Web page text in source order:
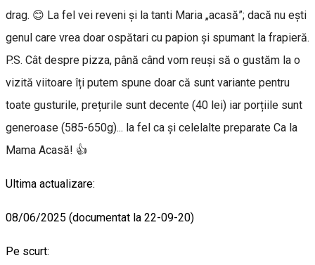
drag. 😊 La fel vei reveni și la tanti Maria „acasă”; dacă nu ești
genul care vrea doar ospătari cu papion și spumant la frapieră.
P.S. Cât despre pizza, până când vom reuși să o gustăm la o
vizită viitoare îți putem spune doar că sunt variante pentru
toate gusturile, prețurile sunt decente (40 lei) iar porțiile sunt
generoase (585-650g)... la fel ca și celelalte preparate Ca la
Mama Acasă! 👍
Ultima actualizare:
08/06/2025 (documentat la 22-09-20)
Pe scurt: